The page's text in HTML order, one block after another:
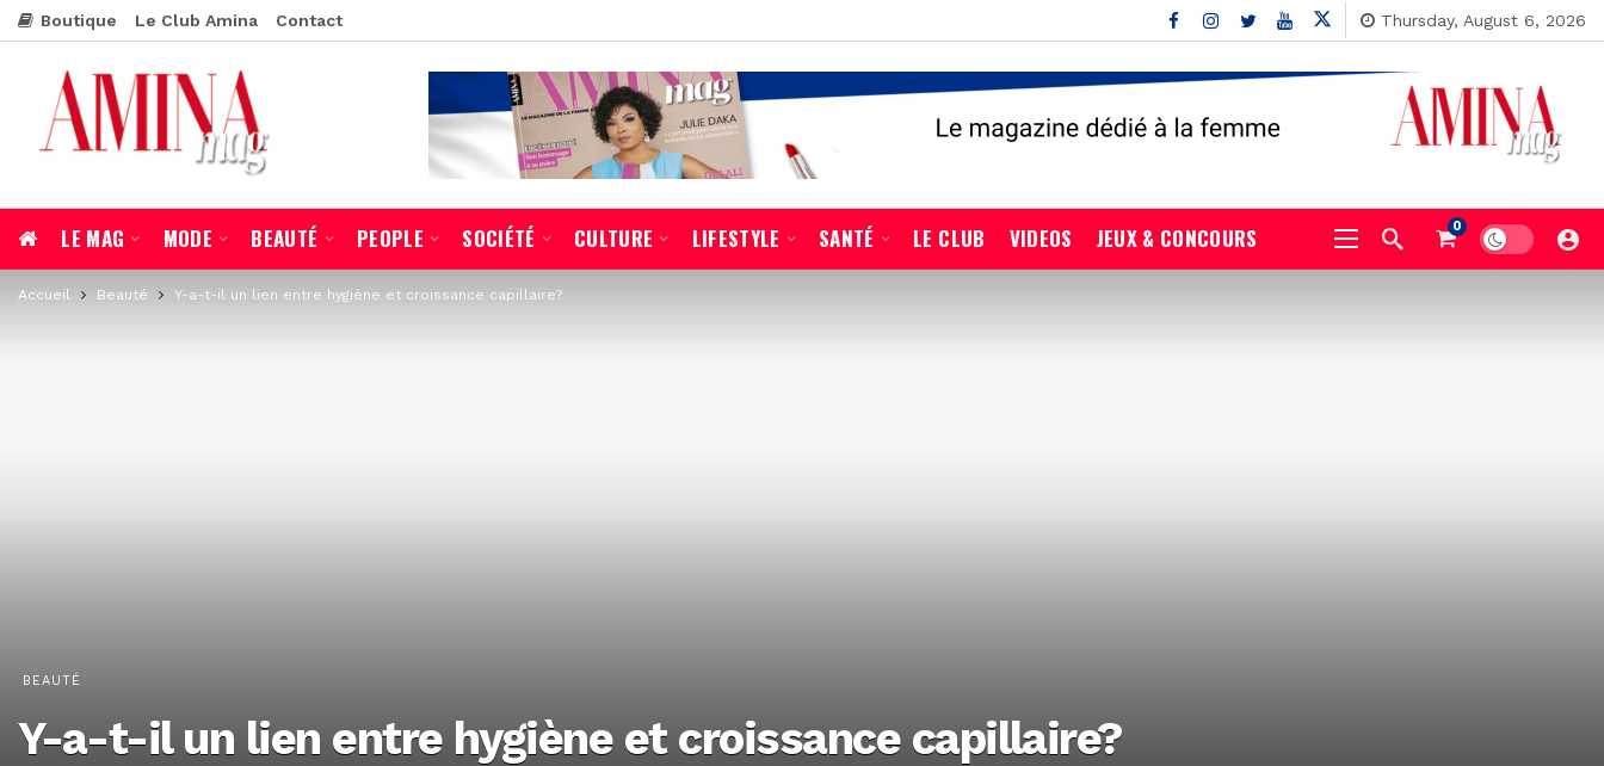
Boutique Le Club Amina Contact Thursday, August 6, 2026
LE MAG MODE BEAUTÉ PEOPLE SOCIÉTÉ CULTURE LIFESTYLE SANTÉ LE CLUB VIDEOS JEUX & CONCOURS 0
Accueil Beauté Y-a-t-il un lien entre hygiène et croissance capillaire?
BEAUTÉ
Y-a-t-il un lien entre hygiène et croissance capillaire?